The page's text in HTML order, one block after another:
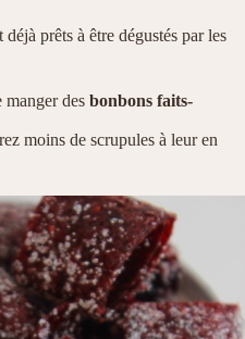
déjà prêts à être dégustés par les
manger des bonbons faits-
moins de scrupules à leur en